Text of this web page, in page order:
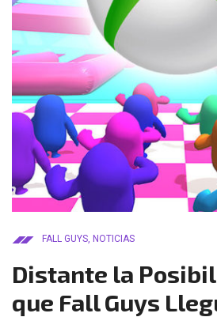
FALL GUYS NOTICIAS
Distante la
que Fall Guys